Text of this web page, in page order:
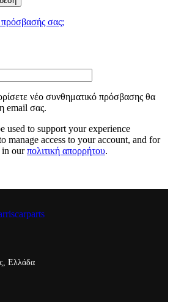
σας;
νέο συνθηματικό πρόσβασης θα
email σας.
used to support your experience
manage access to your account, and for
in ourπολιτική απορρήτου.
Ελλάδα